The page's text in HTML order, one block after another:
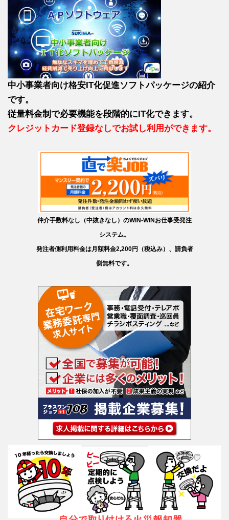
中小事業者向け格安IT化促進ソフトパッケージの紹介
です。
従量料金制で必要機能を段階的にIT化できます。
クレジットカード登録なしでお試し利用ができます。
仲介手数料なし（中抜きなし）のWIN-WINお仕事受発注
システム。
発注者側利用料金は月額料金2,200円（税込み）、請負者
側無料です。